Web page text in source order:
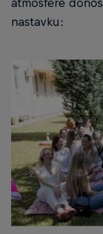
nastavku: